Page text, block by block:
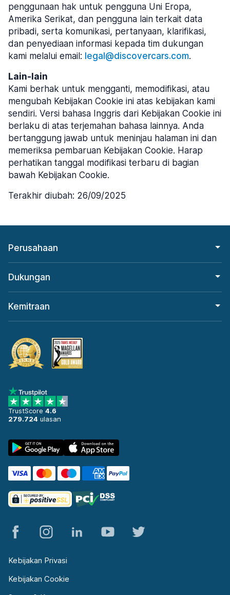
penggunaan hak untuk pengguna Uni Eropa,
Amerika Serikat, dan pengguna lain terkait data
pribadi, serta komunikasi, pertanyaan, klarifikasi,
dan penyediaan informasi kepada tim dukungan
kami melalui email: legal@discovercars.com.
Lain-lain
Kami berhak untuk mengganti, memodifikasi, atau
mengubah Kebijakan Cookie ini atas kebijakan kami
sendiri. Versi bahasa Inggris dari Kebijakan Cookie ini
berlaku di atas terjemahan bahasa lainnya. Anda
bertanggung jawab untuk meninjau halaman ini dan
memeriksa pembaruan Kebijakan Cookie. Harap
perhatikan tanggal modifikasi terbaru di bagian
bawah Kebijakan Cookie.
Terakhir diubah: 26/09/2025
Perusahaan
Dukungan
Kemitraan
TrustScore 4.6
279.724 ulasan
Kebijakan Privasi
Kebijakan Cookie